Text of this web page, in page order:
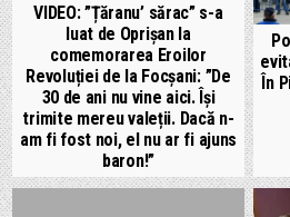
VIDEO: ”Țăranu’ sărac” s-a
luat de Oprișan la
comemorarea Eroilor
Revoluției de la Focșani: ”De
30 de ani nu vine aici. Își
trimite mereu valeții. Dacă n-
am fi fost noi, el nu ar fi ajuns
baron!”
În